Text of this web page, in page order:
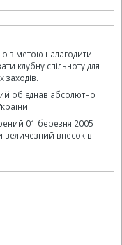
з метою налагодити
клубну спільноту для
заходів.
об'єднав абсолютно
01 березня 2005
величезний внесок в